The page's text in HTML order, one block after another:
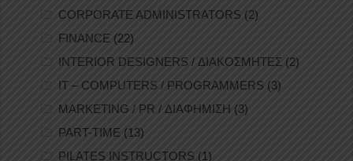
CORPORATE ADMINISTRATORS (2)
FINANCE (22)
INTERIOR DESIGNERS / ΔΙΑΚΟΣΜΗΤΕΣ (2)
IT – COMPUTERS / PROGRAMMERS (3)
MARKETING / PR / ΔΙΑΦΗΜΙΣΗ (3)
PART-TIME (13)
PILATES INSTRUCTORS (1)